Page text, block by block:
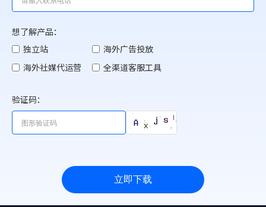
想了解产品：
独立站
海外广告投放
海外社媒代运营
全渠道客服工具
验证码：
立即下载